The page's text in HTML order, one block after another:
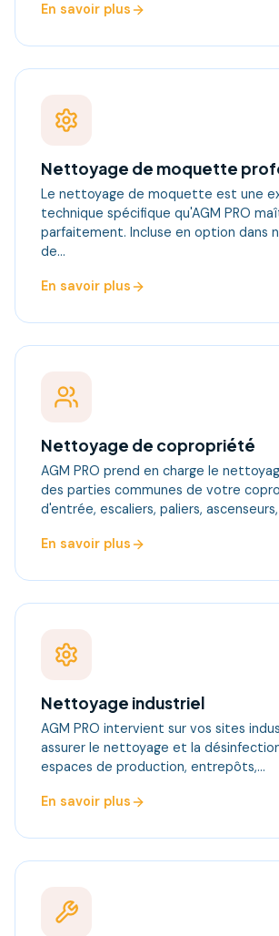
En savoir plus
Nettoyage de moquette
Le nettoyage de moquette est une
technique spécifique qu'AGM PRO
parfaitement. Incluse en option dans
de…
En savoir plus
Nettoyage de copropriété
AGM PRO prend en charge le
des parties communes de votre
d'entrée, escaliers, paliers,
En savoir plus
Nettoyage industriel
AGM PRO intervient sur vos sites
assurer le nettoyage et la
espaces de production, entrepôts,…
En savoir plus